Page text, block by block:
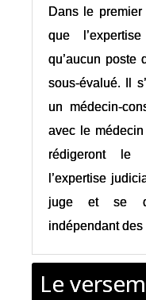
Dans le
que
qu’aucun poste
sous-évalué. Il
un médecin-
avec le médecin
rédigeront le
l’expertise
juge et se
indépendant des
Le